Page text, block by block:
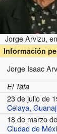
Jorge Arvizu,
Información
Jorge Isaac
El Tata
23 de julio de
Celaya,
18 de marzo
Ciudad de